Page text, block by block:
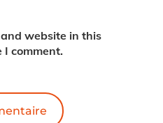
website in this
I comment.